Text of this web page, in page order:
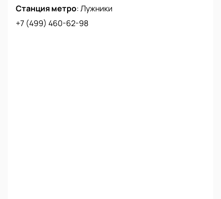
Станция метро:Лужники
+7 (499) 460-62-98